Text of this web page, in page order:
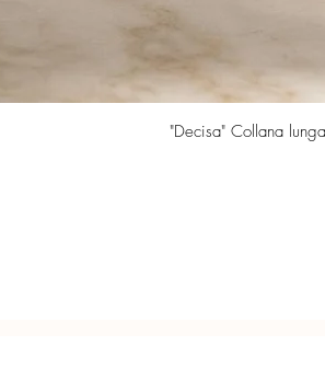
"Decisa" Collana